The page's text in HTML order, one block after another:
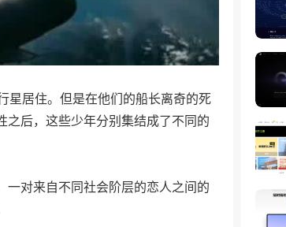
星居住。但是在他们的船长离奇的死
后，这些少年分别集结成了不同的
对来自不同社会阶层的恋人之间的